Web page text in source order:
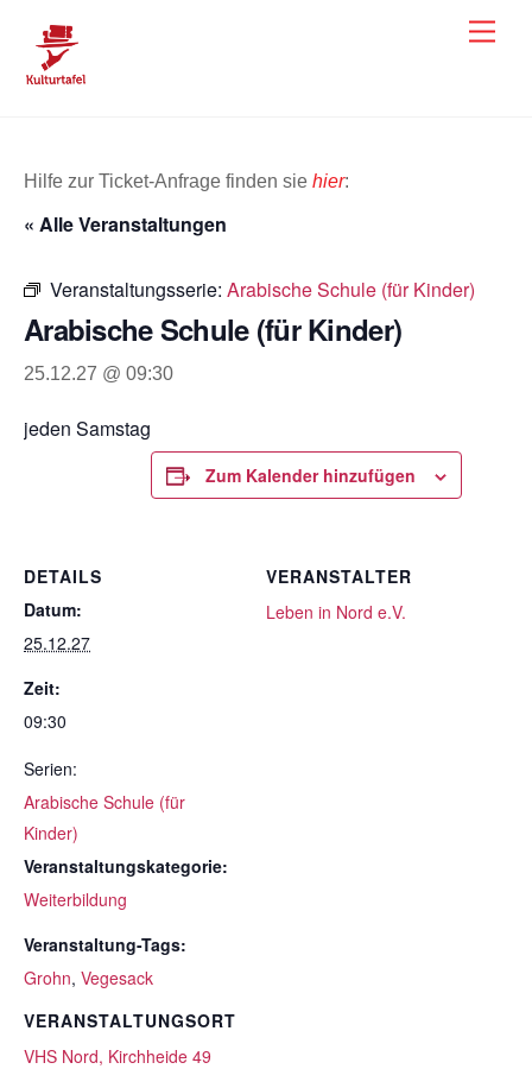
content
Hilfe zur Ticket-Anfrage finden sie hier:
« Alle Veranstaltungen
Veranstaltungsserie: Arabische Schule (für Kinder)
Arabische Schule (für Kinder)
25.12.27 @ 09:30
jeden Samstag
Zum Kalender hinzufügen
DETAILS
Datum:
25.12.27
Zeit:
09:30
Serien:
Arabische Schule (für
Kinder)
Veranstaltungskategorie:
Weiterbildung
Veranstaltung-Tags:
Grohn, Vegesack
VERANSTALTUNGSORT
VHS Nord, Kirchheide 49
VERANSTALTER
Leben in Nord e.V.